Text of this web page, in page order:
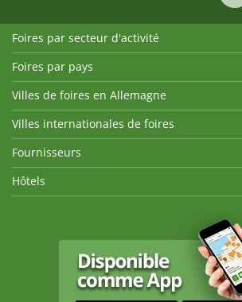
Foires par secteur d'activité
Foires par pays
Villes de foires en Allemagne
Villes internationales de foires
Fournisseurs
Hôtels